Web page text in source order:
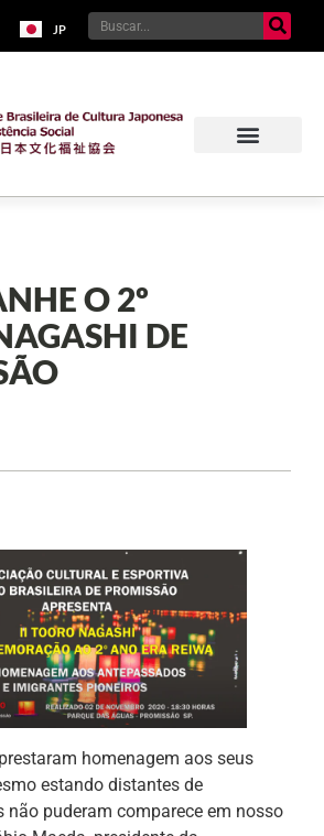
JP
O 2º
DE
homenagem aos seus
estando distantes de
não puderam comparece em nosso